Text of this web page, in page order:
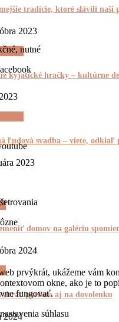
tradície, ktoré slávili naši
2023
kyjatické hračky – kultúrne
ľudová svadba – viete, odkiaľ
2023
domov na galériu
2024
parfum aj na dovolenku
2024
nutné
prvýkrát, ukážeme vám
okne, ako je to
fungovať.
súhlasu